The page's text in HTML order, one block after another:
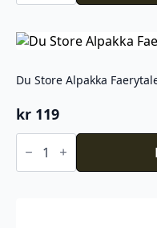
Faerytale
antall
Du Store Alpakka
kr 119
Du
Store
Faerytale